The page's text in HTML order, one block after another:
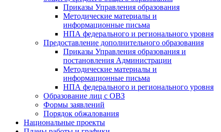
Приказы Управления образования
Методические материалы и
информационные письма
НПА федерального и регионального уровня
Предоставление дополнительного образования
Приказы Управления образования и
постановления Администрации
Методические материалы и
информационные письма
НПА федерального и регионального уровня
Образование лиц с ОВЗ
Формы заявлений
Порядок обжалования
Национальные проекты